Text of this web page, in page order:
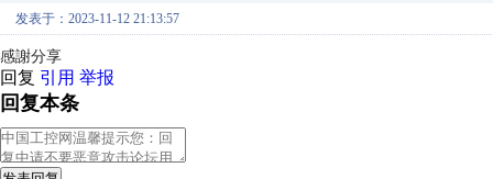
发表于：2023-11-12 21:13:57
感謝分享
回复 引用 举报
回复本条